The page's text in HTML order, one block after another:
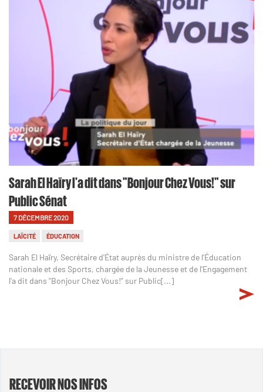
Sarah El Haïry l'a dit dans "Bonjour Chez Vous!" sur
Public Sénat
7 DÉCEMBRE 2020
LAÏCITÉ ÉDUCATION
Sarah El Haïry, Secrétaire d'État auprès du ministre de l'Éducation
nationale et des Sports, chargée de la Jeunesse et de l'Engagement
l'a dit dans "Bonjour Chez Vous!" sur Public[...]
RECEVOIR NOS INFOS